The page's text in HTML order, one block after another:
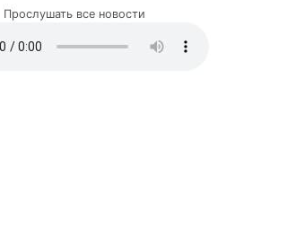
Прослушать все новости